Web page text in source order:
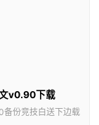
v0.90下载
份竞技白送下边载